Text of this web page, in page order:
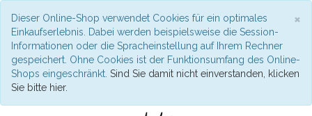
×
Dieser Online-Shop verwendet Cookies für ein optimales
Einkaufserlebnis. Dabei werden beispielsweise die Session-
Informationen oder die Spracheinstellung auf Ihrem Rechner
gespeichert. Ohne Cookies ist der Funktionsumfang des Online-
Shops eingeschränkt. Sind Sie damit nicht einverstanden, klicken
Sie bitte hier.